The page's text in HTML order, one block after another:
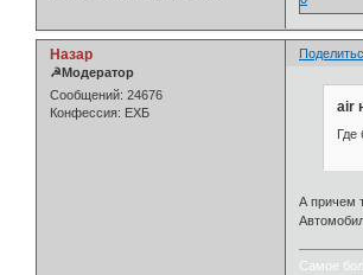
Назар
☭Модератор
Сообщений: 24676
Конфессия: ЕХБ air
А причем
Самое